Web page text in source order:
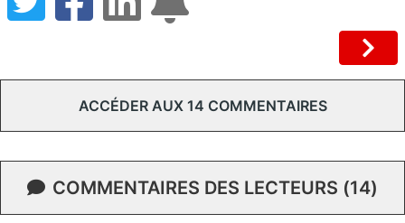
ACCÉDER AUX 14 COMMENTAIRES
COMMENTAIRES DES LECTEURS (14)